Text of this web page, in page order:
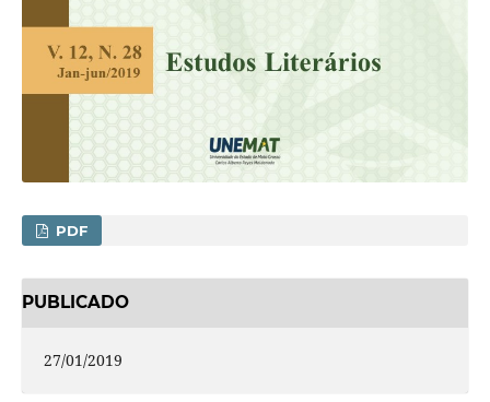
PDF
PUBLICADO
27/01/2019